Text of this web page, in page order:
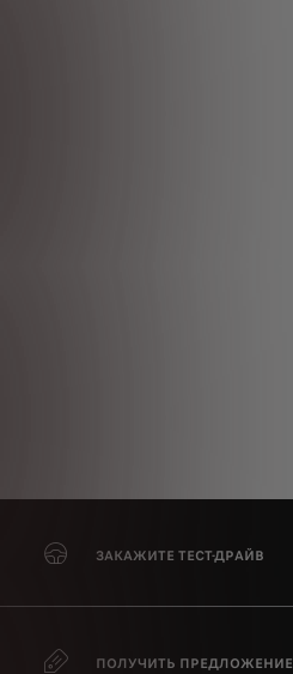
ЗАКАЖИТЕ ТЕСТ-ДРАЙВ
ПОЛУЧИТЬ ПРЕДЛОЖЕНИЕ